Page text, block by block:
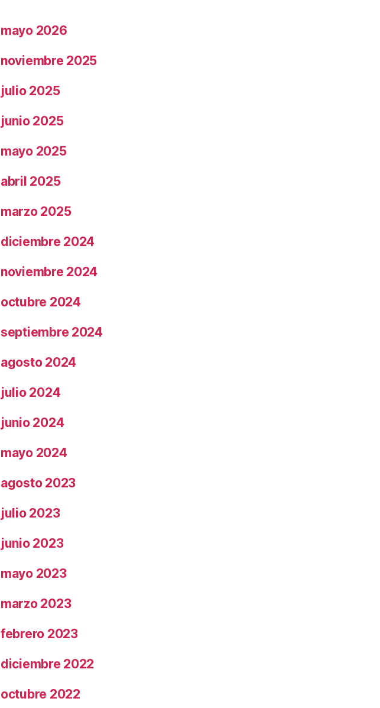
mayo 2026
noviembre 2025
julio 2025
junio 2025
mayo 2025
abril 2025
marzo 2025
diciembre 2024
noviembre 2024
octubre 2024
septiembre 2024
agosto 2024
julio 2024
junio 2024
mayo 2024
agosto 2023
julio 2023
junio 2023
mayo 2023
marzo 2023
febrero 2023
diciembre 2022
octubre 2022